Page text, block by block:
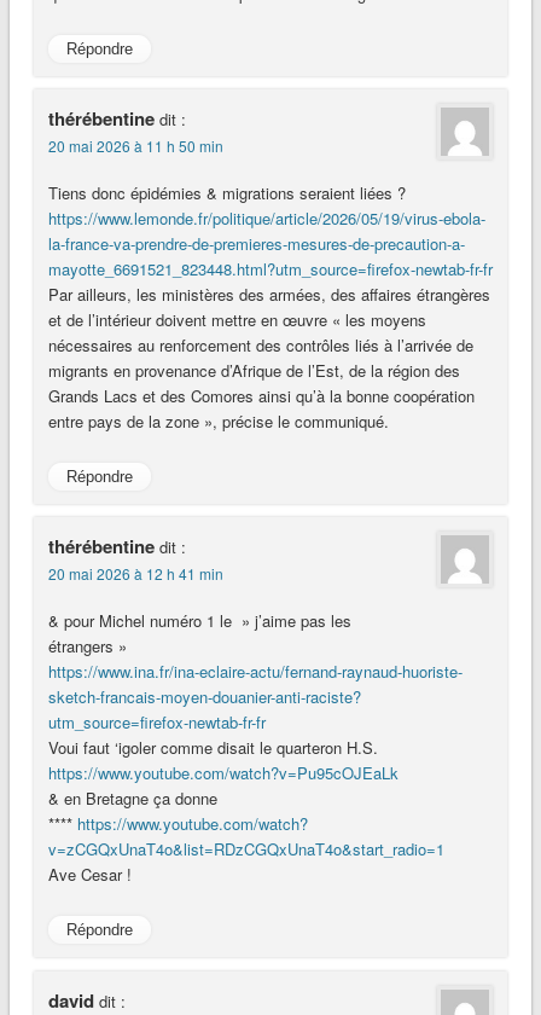
Répondre
thérébentine dit :
20 mai 2026 à 11 h 50 min
Tiens donc épidémies & migrations seraient liées ?
https://www.lemonde.fr/politique/article/2026/05/19/virus-ebola-
la-france-va-prendre-de-premieres-mesures-de-precaution-a-
mayotte_6691521_823448.html?utm_source=firefox-newtab-fr-fr
Par ailleurs, les ministères des armées, des affaires étrangères
et de l’intérieur doivent mettre en œuvre « les moyens
nécessaires au renforcement des contrôles liés à l’arrivée de
migrants en provenance d’Afrique de l’Est, de la région des
Grands Lacs et des Comores ainsi qu’à la bonne coopération
entre pays de la zone », précise le communiqué.
Répondre
thérébentine dit :
20 mai 2026 à 12 h 41 min
& pour Michel numéro 1 le » j’aime pas les
étrangers »
https://www.ina.fr/ina-eclaire-actu/fernand-raynaud-huoriste-
sketch-francais-moyen-douanier-anti-raciste?
utm_source=firefox-newtab-fr-fr
Voui faut ‘igoler comme disait le quarteron H.S.
https://www.youtube.com/watch?v=Pu95cOJEaLk
& en Bretagne ça donne
**** https://www.youtube.com/watch?
v=zCGQxUnaT4o&list=RDzCGQxUnaT4o&start_radio=1
Ave Cesar !
Répondre
david dit :